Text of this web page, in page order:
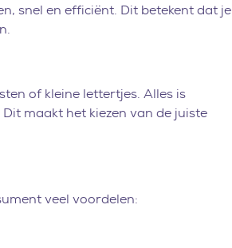
snel en efficiënt. Dit betekent dat je
of kleine lettertjes. Alles is
maakt het kiezen van de juiste
veel voordelen: